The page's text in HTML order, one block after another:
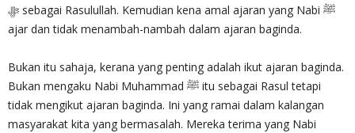
ﷻ sebagai Rasulullah. Kemudian kena amal ajaran yang Nabi ﷺ
ajar dan tidak menambah-nambah dalam ajaran baginda.
Bukan itu sahaja, kerana yang penting adalah ikut ajaran baginda.
Bukan mengaku Nabi Muhammad ﷺ itu sebagai Rasul tetapi
tidak mengikut ajaran baginda. Ini yang ramai dalam kalangan
masyarakat kita yang bermasalah. Mereka terima yang Nabi